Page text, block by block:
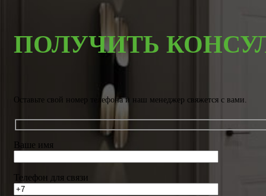
ПОЛУЧИТЬ
Оставьте свой номер телефона и наш менеджер свяжется с вами.
Ваше имя
Телефон для связи